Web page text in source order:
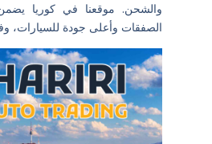
والشحن. موقعنا في كوريا
الصفقات وأعلى جودة للسيارات،